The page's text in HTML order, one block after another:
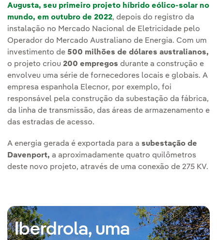
Augusta, seu primeiro projeto híbrido eólico-solar no
mundo, em outubro de 2022, depois do registro da
instalação no Mercado Nacional de Eletricidade pelo
Operador do Mercado Australiano de Energia. Com um
investimento de 500 milhões de dólares australianos,
o projeto criou 200 empregos durante a construção e
envolveu uma série de fornecedores locais e globais. A
empresa espanhola Elecnor, por exemplo, foi
responsável pela construção da subestação da fábrica,
da linha de transmissão, das áreas de armazenamento e
das estradas de acesso.
A energia gerada é exportada para a subestação de
Davenport, a aproximadamente quatro quilômetros
deste novo projeto, através de uma conexão de 275 KV.
Iberdrola, uma